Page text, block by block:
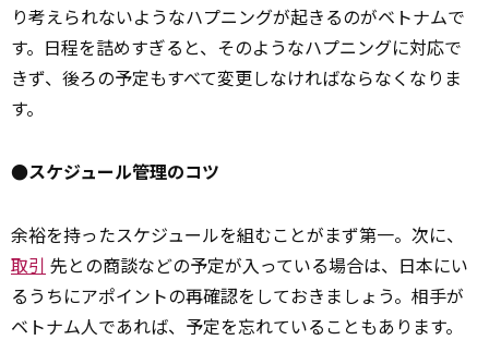
り考えられないようなハプニングが起きるのがベトナムで
す。日程を詰めすぎると、そのようなハプニングに対応で
きず、後ろの予定もすべて変更しなければならなくなりま
す。
●スケジュール管理のコツ
余裕を持ったスケジュールを組むことがまず第一。次に、
取引 先との商談などの予定が入っている場合は、日本にい
るうちにアポイントの再確認をしておきましょう。相手が
ベトナム人であれば、予定を忘れていることもあります。